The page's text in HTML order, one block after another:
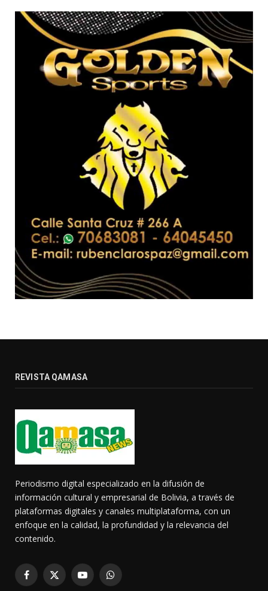
REVISTA QAMASA
Periodismo digital especializado en la difusión de
información cultural y empresarial de Bolivia, a través de
plataformas digitales y canales multiplataforma, con un
enfoque en la calidad, la profundidad y la relevancia del
contenido.
Facebook
X
YouTubeWhatsApp